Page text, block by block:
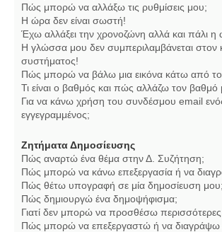
Πώς μπορώ να αλλάξω τις ρυθμίσεις μου;
Η ώρα δεν είναι σωστή!
Έχω αλλάξει την χρονοζώνη αλλά και πάλι η
Η γλώσσα μου δεν συμπεριλαμβάνεται στον
συστήματος!
Πώς μπορώ να βάλω μια εικόνα κάτω από
Τι είναι ο βαθμός και πώς αλλάζω τον βαθμό
Για να κάνω χρήση του συνδέσμου email
εγγεγραμμένος;
Ζητήματα Δημοσίευσης
Πώς αναρτώ ένα θέμα στην Δ. Συζήτηση;
Πώς μπορώ να κάνω επεξεργασία ή να
Πώς θέτω υπογραφή σε μία δημοσίευση μου;
Πώς δημιουργώ ένα δημοψήφισμα;
Γιατί δεν μπορώ να προσθέσω
Πώς μπορώ να επεξεργαστώ ή να διαγράψω